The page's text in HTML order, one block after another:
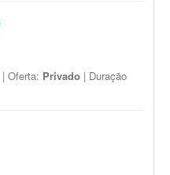
| Oferta: Privado | Duração